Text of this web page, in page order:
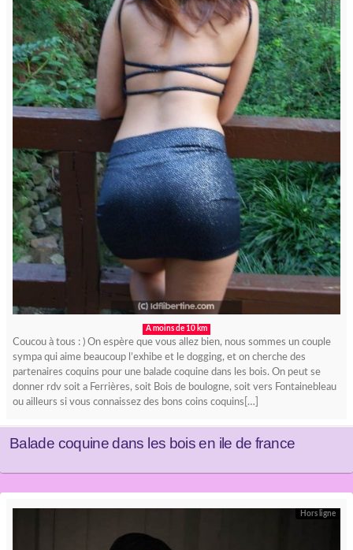
A moins de 10 km
Coucou à tous : ) On espère que vous allez bien, nous sommes un couple
sympa qui aime beaucoup l’exhibe et le dogging, et on cherche des
partenaires coquins pour une balade coquine dans les bois. On peut se
donner rdv soit a Ferrières, soit Bois de boulogne, soit vers Fontainebleau
ou ailleurs si vous connaissez des bons coins coquins[…]
Balade coquine dans les bois en ile de france
Hors ligne